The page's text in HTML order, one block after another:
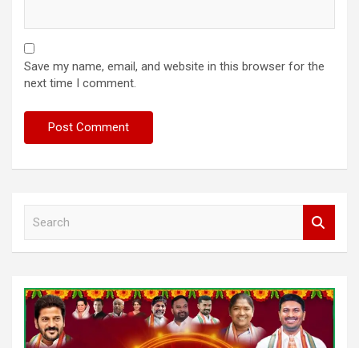
Save my name, email, and website in this browser for the
next time I comment.
h